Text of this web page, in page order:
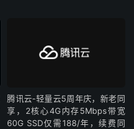
腾讯云-轻量云5周年庆，新老同
享，2核心4G内存5Mbps带宽
60G SSD仅需188/年，续费同